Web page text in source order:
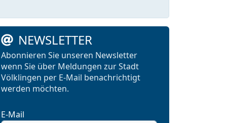
NEWSLETTER
Abonnieren Sie unseren Newsletter
wenn Sie über Meldungen zur Stadt
Völklingen per E-Mail benachrichtigt
werden möchten.
E-Mail